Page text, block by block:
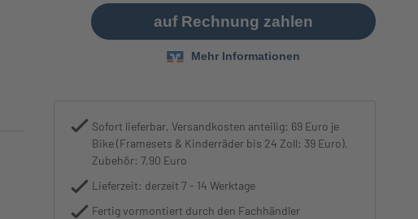
Sofort lieferbar, Versandkosten anteilig: 69 Euro je
Bike (Framesets & Kinderräder bis 24 Zoll: 39 Euro),
Zubehör: 7,90 Euro
Lieferzeit: derzeit 7 - 14 Werktage
Fertig vormontiert durch den Fachhändler